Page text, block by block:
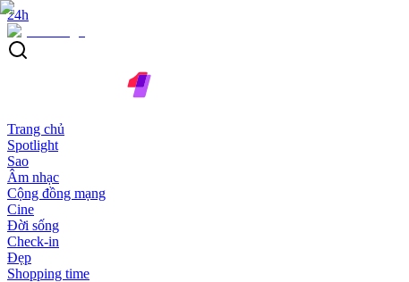
24h
Trang chủ
Spotlight
Sao
Âm nhạc
Cộng đồng mạng
Cine
Đời sống
Check-in
Đẹp
Shopping time